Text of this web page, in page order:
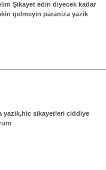
Şikayet edin diyecek kadar
gelmeyin paraniza yazik
yazik,hic sikayetleri ciddiye